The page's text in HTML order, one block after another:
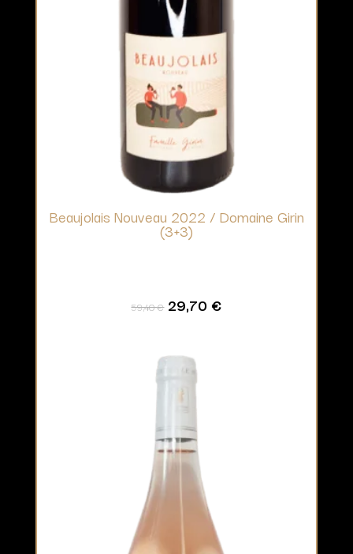
Beaujolais Nouveau 2022 / Domaine Girin
(3+3)
59,40€ Le prix initial était : 59,40 €.
29,70 €Le prix actuel est : 29,70 €.